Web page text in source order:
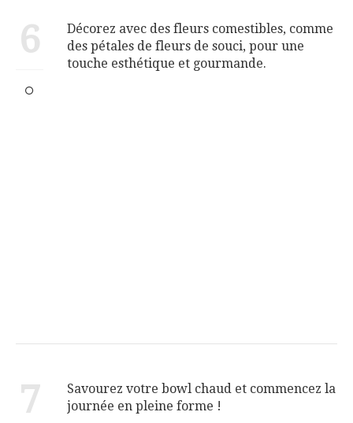
6
Décorez avec des fleurs comestibles, comme
des pétales de fleurs de souci, pour une
touche esthétique et gourmande.
7
Savourez votre bowl chaud et commencez la
journée en pleine forme !